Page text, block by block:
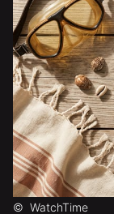
© WatchTime